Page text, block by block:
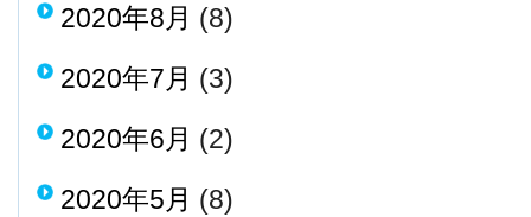
2020年8月 (8)
2020年7月 (3)
2020年6月 (2)
2020年5月 (8)